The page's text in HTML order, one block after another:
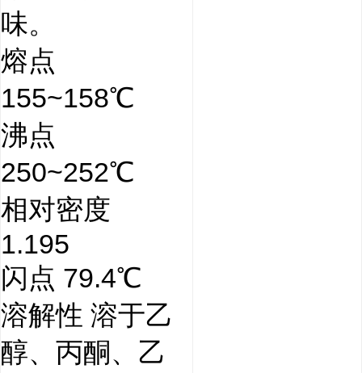
味。
熔点
155~158℃
沸点
250~252℃
相对密度
1.195
闪点 79.4℃
溶解性 溶于乙
醇、丙酮、乙